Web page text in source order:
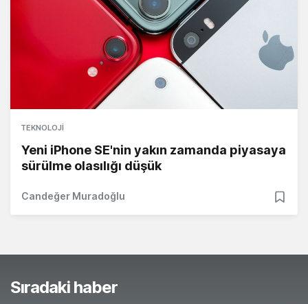
TEKNOLOJI
Yeni iPhone SE'nin yakın zamanda piyasaya
sürülme olasılığı düşük
Candeğer Muradoğlu
Sıradaki haber